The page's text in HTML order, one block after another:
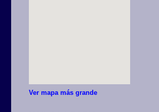
Ver mapa más grande